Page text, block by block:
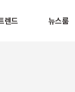
렌드 뉴스룸